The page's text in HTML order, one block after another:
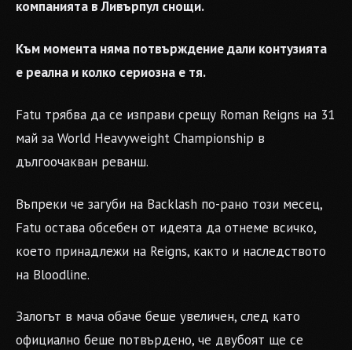
компанията в Ливърпул снощи.
Към момента няма потвърждение дали контузията
е реална и колко сериозна е тя.
Fatu трябва да се изправи срещу Roman Reigns на 31
май за World Heavyweight Championship в
дългоочакван реванш.
Въпреки че загуби на Backlash по-рано този месец,
Fatu остава обсебен от идеята да отнеме всичко,
което принадлежи на Reigns, както и наследството
на Bloodline.
Залогът в мача обаче беше увеличен, след като
официално беше потвърдено, че двубоят ще се